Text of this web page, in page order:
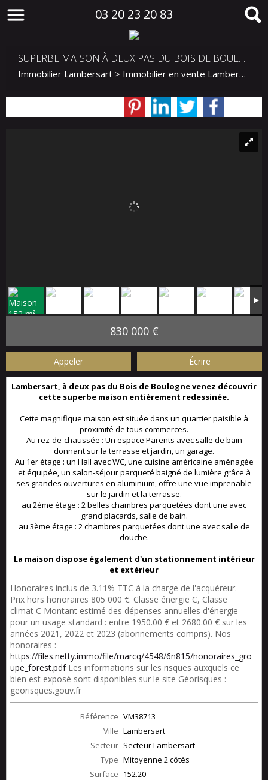
03 20 23 20 83
SUPERBE MAISON À DEUX PAS DU BOIS DE BOULOGNE
Immobilier Lambersart > Immobilier en vente Lambersart
830 000 €
Appeler Écrire
Lambersart, à deux pas du Bois de Boulogne venez découvrir
cette superbe maison entièrement redessinée.
Cette magnifique maison est située dans un quartier paisible à
proximité de tous commerces.
Au rez-de-chaussée : Un espace Parents avec salle de bain
donnant sur la terrasse et jardin, un garage.
Au 1er étage : un Hall avec WC, une cuisine américaine aménagée
et équipée, un salon-séjour parqueté baigné de lumière grâce à
ses grandes ouvertures en aluminium, offre une vue imprenable
sur le jardin et la terrasse.
au 2ème étage : 2 belles chambres parquetées dont une avec
grand placards, salle de bain.
au 3ème étage : 2 chambres parquetées dont une avec salle de
douche.
La maison dispose également d'un stationnement intérieur
et extérieur
Honoraires inclus de 3.11% TTC à la charge de l'acquéreur.
Prix hors honoraires 805 000 €. Classe énergie C, Classe
climat C Montant estimé des dépenses annuelles d'énergie
pour un usage standard : entre 1950.00 € et 2680.00 € sur les
années 2021, 2022 et 2023 (abonnements compris). Nos
honoraires :
https://files.netty.immo/file/marcq/4548/6n815/honoraires_gro
upe_forest.pdfLes informations sur les risques auxquels ce
bien est exposé sont disponibles sur le site Géorisques :
georisques.gouv.fr
Référence VM38713
Ville Lambersart
Secteur Secteur Lambersart
Type Mitoyenne 2 côtés
Surface 152.20